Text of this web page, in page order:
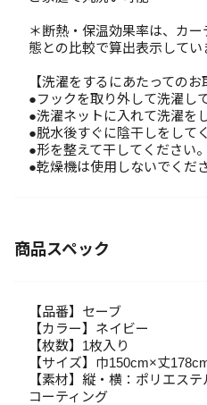
＊断熱・保温効果率は、カ
態との比較で算出表示してい
【洗濯をするにあたってのお
●フックを取り外して洗濯し
●洗濯ネットに入れて洗濯を
●脱水後すぐに陰干しをして
●形を整えて干してください。
●乾燥機は使用しないでくださ
商品スペック
【品番】セーブ
【カラー】ネイビー
【枚数】1枚入り
【サイズ】巾150cm×丈
【素材】縦・横：ポリエス
コーティング